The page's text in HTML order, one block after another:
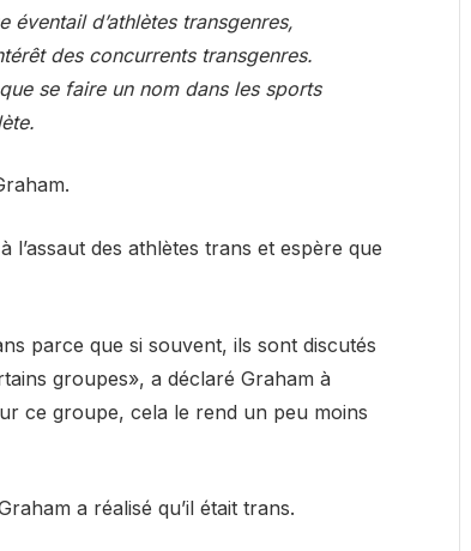
d’athlètes transgenres,
des concurrents transgenres.
se faire un nom dans les sports
l’assaut des athlètes trans et espère que
parce que si souvent, ils sont discutés
groupes», a déclaré Graham à
ce groupe, cela le rend un peu moins
a réalisé qu’il était trans.